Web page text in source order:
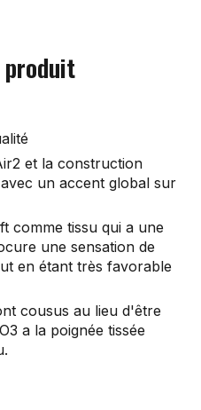
et la construction
un accent global sur
comme tissu qui a une
une sensation de
en étant très favorable
cousus au lieu d'être
a la poignée tissée